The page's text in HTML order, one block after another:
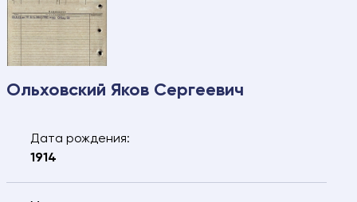
Ольховский Яков Сергеевич
Дата рождения:
1914